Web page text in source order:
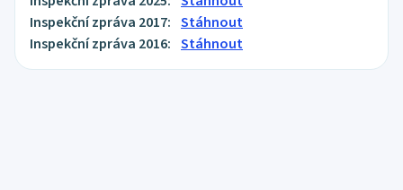
Inspekční zpráva 2017: Stáhnout
Inspekční zpráva 2016: Stáhnout